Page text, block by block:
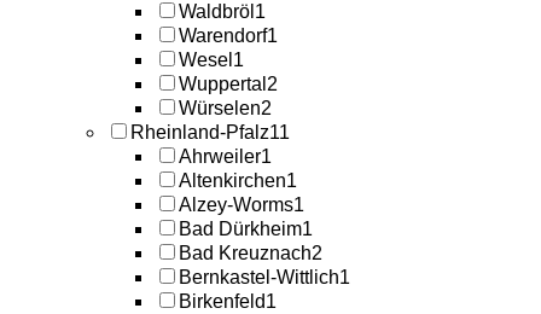
Waldbröl 1
Warendorf1
Wesel 1
Wuppertal 2
Würselen2
Rheinland-Pfalz11
Ahrweiler1
Altenkirchen1
Alzey-Worms1
Bad Dürkheim1
Bad Kreuznach2
Bernkastel-Wittlich1
Birkenfeld1